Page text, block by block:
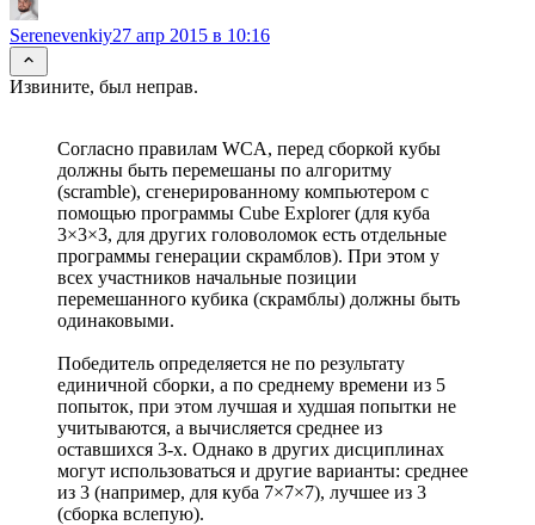
Serenevenkiy27 апр 2015 в 10:16
Извините, был неправ.
Согласно правилам WCA, перед сборкой кубы
должны быть перемешаны по алгоритму
(scramble), сгенерированному компьютером с
помощью программы Cube Explorer (для куба
3×3×3, для других головоломок есть отдельные
программы генерации скрамблов). При этом у
всех участников начальные позиции
перемешанного кубика (скрамблы) должны быть
одинаковыми.
Победитель определяется не по результату
единичной сборки, а по среднему времени из 5
попыток, при этом лучшая и худшая попытки не
учитываются, а вычисляется среднее из
оставшихся 3-х. Однако в других дисциплинах
могут использоваться и другие варианты: среднее
из 3 (например, для куба 7×7×7), лучшее из 3
(сборка вслепую).